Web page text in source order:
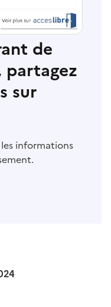
de
partagez
sur
informations